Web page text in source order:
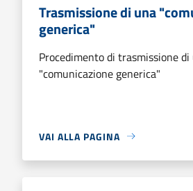
Trasmissione di una
generica"
Procedimento di trasmissione di
"comunicazione generica"
VAI ALLA PAGINA